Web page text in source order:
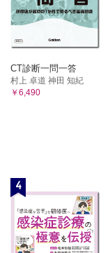
CT診断一問一答
村上 卓道 神田 知紀
￥6,490
4